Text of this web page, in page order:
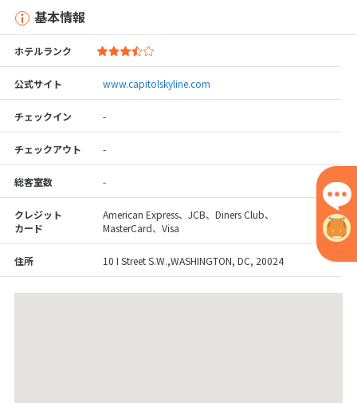
基本情報
ホテルランク
公式サイト www.capitolskyline.com
チェックイン -
チェックアウト -
総客室数 -
クレジット
カード
American Express、JCB、Diners Club、
MasterCard、Visa
住所 10 I Street S.W.,WASHINGTON, DC, 20024